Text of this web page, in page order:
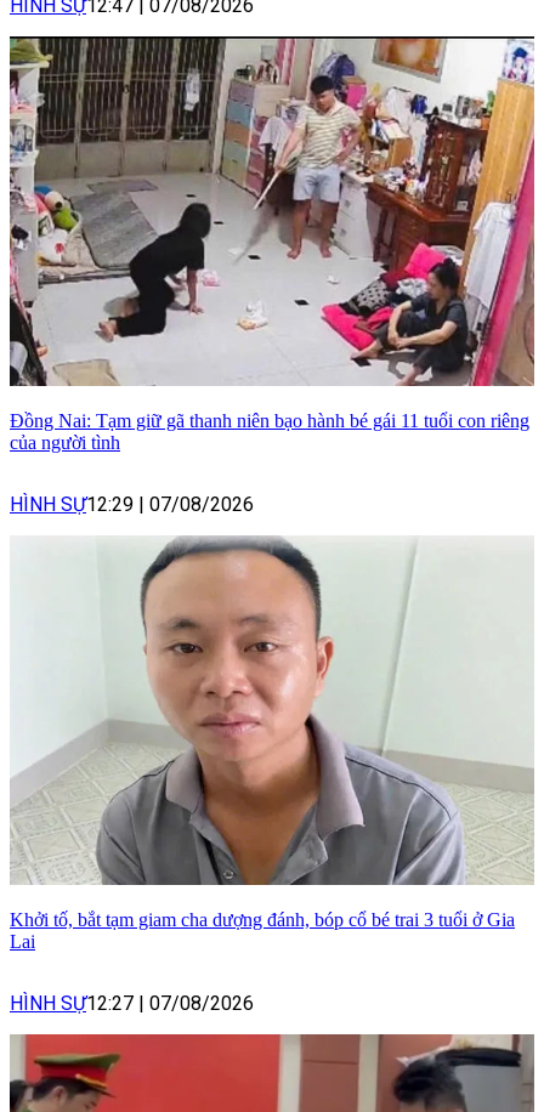
HÌNH SỰ12:47 | 07/08/2026
Đồng Nai: Tạm giữ gã thanh niên bạo hành bé gái 11 tuổi con riêng
của người tình
HÌNH SỰ12:29 | 07/08/2026
Khởi tố, bắt tạm giam cha dượng đánh, bóp cổ bé trai 3 tuổi ở Gia
Lai
HÌNH SỰ12:27 | 07/08/2026